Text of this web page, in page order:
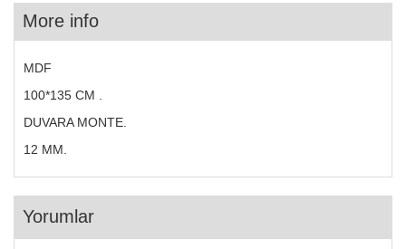
More info
MDF
100*135 CM .
DUVARA MONTE.
12 MM.
Yorumlar